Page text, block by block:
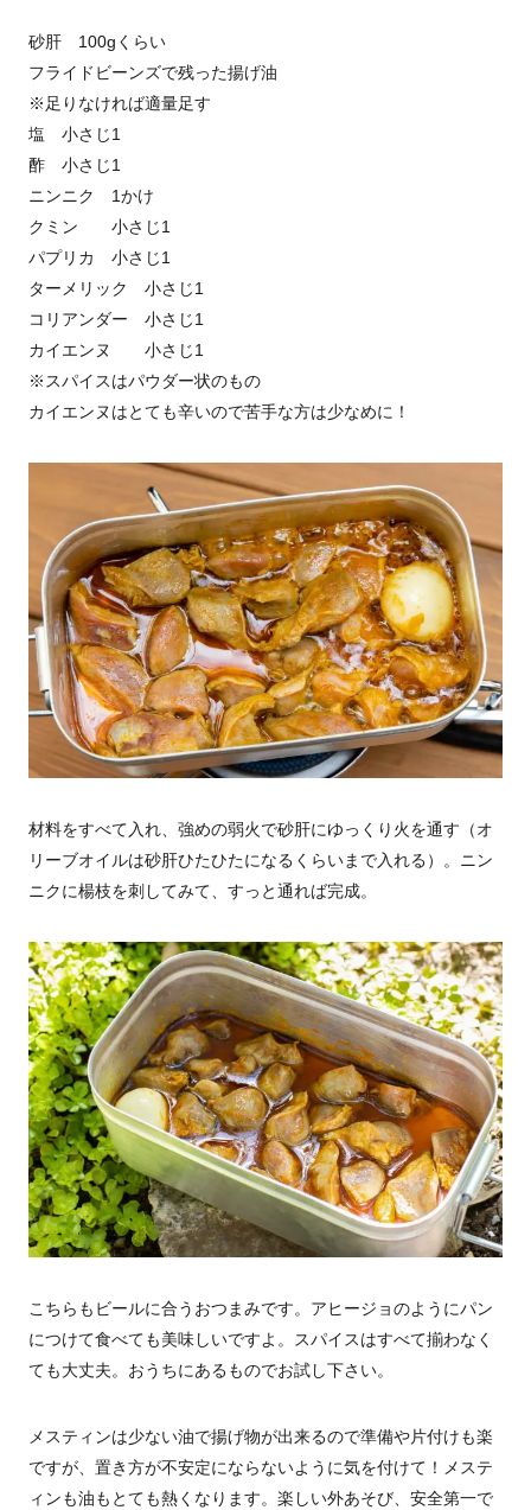
砂肝 100gくらい
フライドビーンズで残った揚げ油
※足りなければ適量足す
塩 小さじ1
酢 小さじ1
ニンニク 1かけ
クミン 小さじ1
パプリカ 小さじ1
ターメリック 小さじ1
コリアンダー 小さじ1
カイエンヌ 小さじ1
※スパイスはパウダー状のもの
カイエンヌはとても辛いので苦手な方は少なめに！
材料をすべて入れ、強めの弱火で砂肝にゆっくり火を通す（オ
リーブオイルは砂肝ひたひたになるくらいまで入れる）。ニン
ニクに楊枝を刺してみて、すっと通れば完成。
こちらもビールに合うおつまみです。アヒージョのようにパン
につけて食べても美味しいですよ。スパイスはすべて揃わなく
ても大丈夫。おうちにあるものでお試し下さい。
メスティンは少ない油で揚げ物が出来るので準備や片付けも楽
ですが、置き方が不安定にならないように気を付けて！メステ
ィンも油もとても熱くなります。楽しい外あそび、安全第一で